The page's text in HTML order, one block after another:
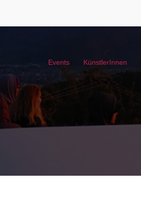
Events KünstlerInnen